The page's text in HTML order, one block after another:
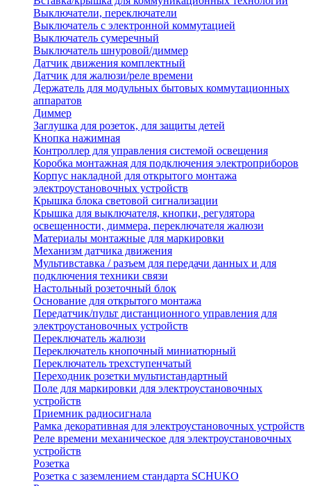
Выключатели, переключатели
Выключатель с электронной коммутацией
Выключатель сумеречный
Выключатель шнуровой/диммер
Датчик движения комплектный
Датчик для жалюзи/реле времени
Держатель для модульных бытовых коммутационных
аппаратов
Диммер
Заглушка для розеток, для защиты детей
Кнопка нажимная
Контроллер для управления системой освещения
Коробка монтажная для подключения электроприборов
Корпус накладной для открытого монтажа
электроустановочных устройств
Крышка блока световой сигнализации
Крышка для выключателя, кнопки, регулятора
освещенности, диммера, переключателя жалюзи
Материалы монтажные для маркировки
Механизм датчика движения
Мультивставка / разъем для передачи данных и для
подключения техники связи
Настольный розеточный блок
Основание для открытого монтажа
Передатчик/пульт дистанционного управления для
электроустановочных устройств
Переключатель жалюзи
Переключатель кнопочный миниатюрный
Переключатель трехступенчатый
Переходник розетки мультистандартный
Поле для маркировки для электроустановочных
устройств
Приемник радиосигнала
Рамка декоративная для электроустановочных устройств
Реле времени механическое для электроустановочных
устройств
Розетка
Розетка с заземлением стандарта SCHUKO